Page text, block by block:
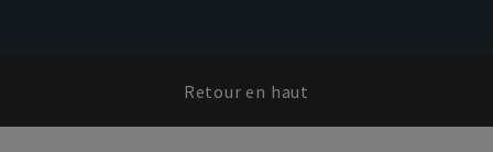
Retour en haut